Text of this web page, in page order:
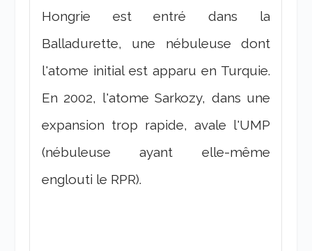
Hongrie est entré dans la
Balladurette, une nébuleuse dont
l'atome initial est apparu en Turquie.
En 2002, l'atome Sarkozy, dans une
expansion trop rapide, avale l'UMP
(nébuleuse ayant elle-même
englouti le RPR).